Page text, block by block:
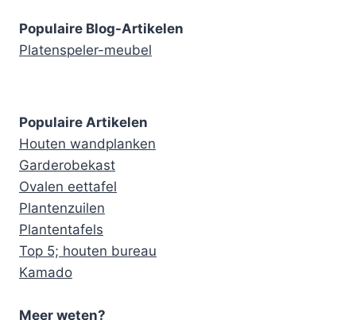
Populaire Blog-Artikelen
Platenspeler-meubel
Populaire Artikelen
Houten wandplanken
Garderobekast
Ovalen eettafel
Plantenzuilen
Plantentafels
Top 5; houten bureau
Kamado
Meer weten?